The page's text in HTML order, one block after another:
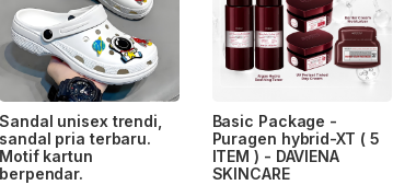
Sandal unisex trendi,
sandal pria terbaru.
Motif kartun
berpendar.
Basic Package -
Puragen hybrid-XT ( 5
ITEM ) - DAVIENA
SKINCARE